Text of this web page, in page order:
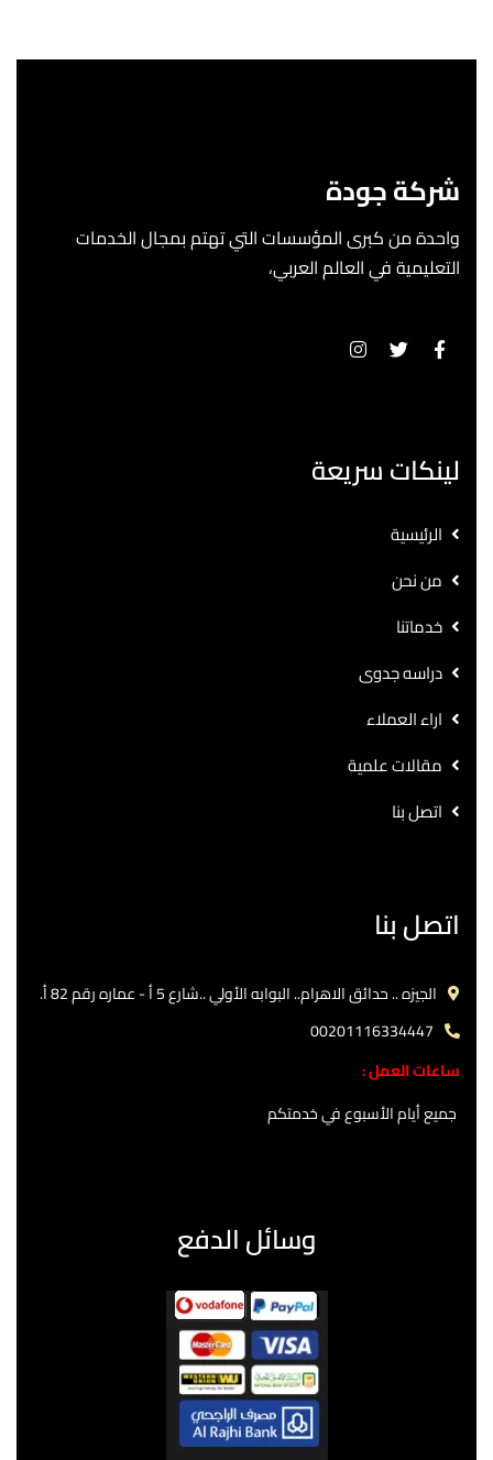
شركة جودة
واحدة من كبرى المؤسسات التي تهتم بمجال الخدمات
التعليمية في العالم العربي،
لينكات سريعة
الرئيسية
من نحن
خدماتنا
دراسه جدوى
اراء العملاء
مقالات علمية
اتصل بنا
اتصل بنا
الجيزه .. حدائق الاهرام.. البوابه الأولي ..شارع 5 أ - عماره رقم 82 أ.
00201116334447
ساعات العمل :
جميع أيام الأسبوع في خدمتكم
وسائل الدفع